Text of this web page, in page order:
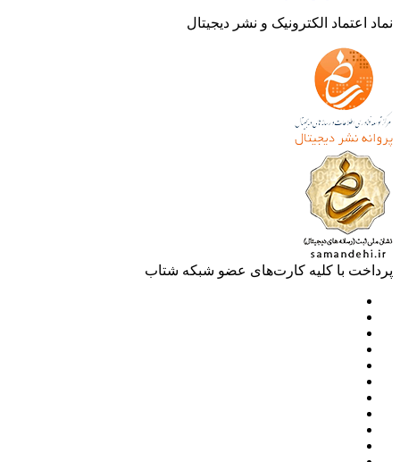
اعتماد الکترونیک و نشر دیجیتال
با کلیه کارت‌های عضو شبکه شتاب